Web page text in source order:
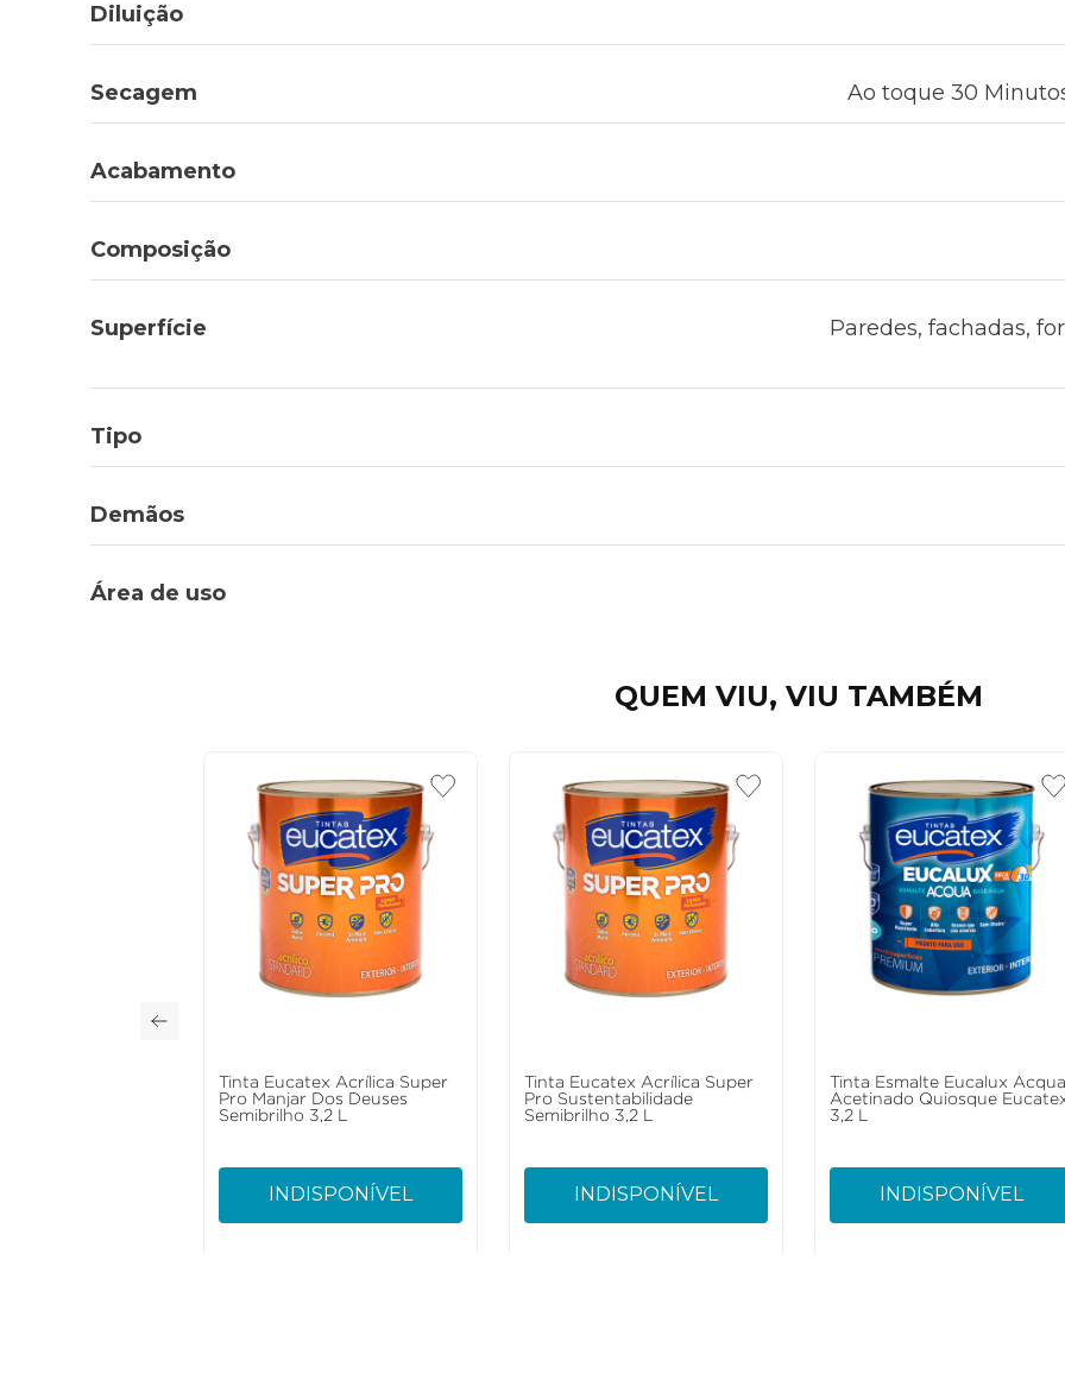
Diluição
Secagem Ao toque 30
Acabamento
Composição
Superfície Paredes, fachadas,
Tipo
Demãos
Área de uso
QUEM VIU, VIU TAMBÉM
Tinta Eucatex Acrílica Super
Pro Manjar Dos Deuses
Semibrilho 3,2 L
INDISPONÍVEL
Tinta Eucatex Acrílica Super
Pro Sustentabilidade
Semibrilho 3,2 L
INDISPONÍVEL
Tinta Esmalte Eucalux
Acetinado Quiosque
3,2 L
INDISPONÍVEL